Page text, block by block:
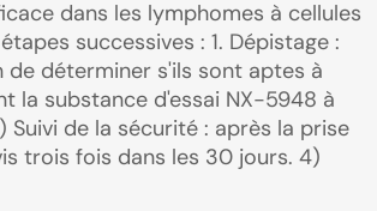
dans les lymphomes à cellules
successives : 1. Dépistage :
déterminer s'ils sont aptes à
la substance d'essai NX-5948 à
de la sécurité : après la prise
trois fois dans les 30 jours. 4)